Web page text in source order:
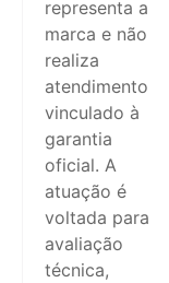
representa a
marca e não
realiza
atendimento
vinculado à
garantia
oficial. A
atuação é
voltada para
avaliação
técnica,